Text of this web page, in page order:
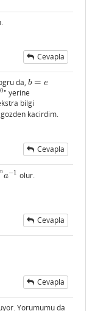
Cevapla
da, b = e
b =e
" yerine
bilgi
kacirdim.
Cevapla
n
a−1
1
olur.
Cevapla
Cevapla
Yorumumu da